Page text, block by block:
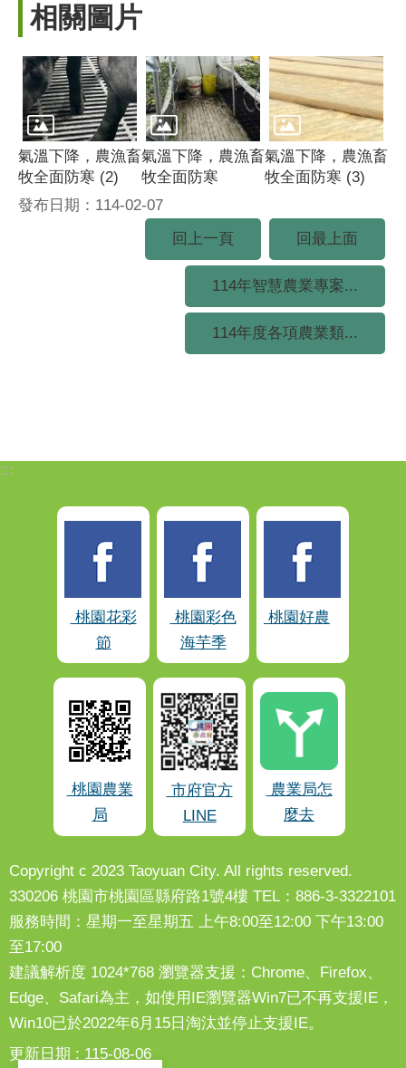
相關圖片
氣溫下降，農漁畜
牧全面防寒 (2)
氣溫下降，農漁畜
牧全面防寒
氣溫下降，農漁畜
牧全面防寒 (3)
發布日期：114-02-07
回上一頁
回最上面
114年智慧農業專案...
114年度各項農業類...
:::
桃園花彩
節
桃園彩色
海芋季
桃園好農
桃園農業
局
市府官方
LINE
農業局怎
麼去
Copyright c 2023 Taoyuan City. All rights reserved.
330206 桃園市桃園區縣府路1號4樓 TEL：886-3-3322101
服務時間：星期一至星期五 上午8:00至12:00 下午13:00
至17:00
建議解析度 1024*768 瀏覽器支援：Chrome、Firefox、
Edge、Safari為主，如使用IE瀏覽器Win7已不再支援IE，
Win10已於2022年6月15日淘汰並停止支援IE。
更新日期
115-08-06